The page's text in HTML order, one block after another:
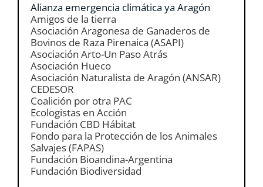
Alianza emergencia climática ya Aragón
Amigos de la tierra
Asociación Aragonesa de Ganaderos de
Bovinos de Raza Pirenaica (ASAPI)
Asociación Arto-Un Paso Atrás
Asociación Hueco
Asociación Naturalista de Aragón (ANSAR)
CEDESOR
Coalición por otra PAC
Ecologistas en Acción
Fundación CBD Hábitat
Fondo para la Protección de los Animales
Salvajes (FAPAS)
Fundación Bioandina-Argentina
Fundación Biodiversidad